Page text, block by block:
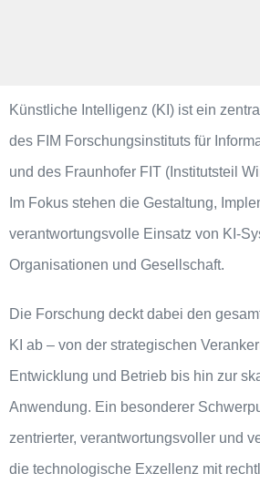
Künstliche Intelligenz (KI) ist ein
des FIM Forschungsinstituts für
und des Fraunhofer FIT (Institutsteil
Im Fokus stehen die Gestaltung,
verantwortungsvolle Einsatz von KI-
Organisationen und Gesellschaft.
Die Forschung deckt dabei den
KI ab – von der strategischen
Entwicklung und Betrieb bis hin zur
Anwendung. Ein besonderer
zentrierter, verantwortungsvoller und
die technologische Exzellenz mit